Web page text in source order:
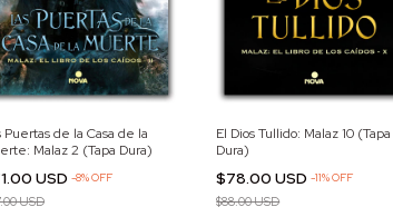
Puertas de la Casa de la
Malaz 2 (Tapa Dura)
USD -8%OFF
USD
El Dios Tullido: Malaz 10 (Tapa
Dura)
$78.00 USD-11%OFF
$88.00 USD